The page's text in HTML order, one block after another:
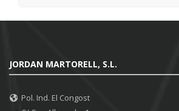
JORDAN MARTORELL, S.L.
Pol. Ind. El Congost